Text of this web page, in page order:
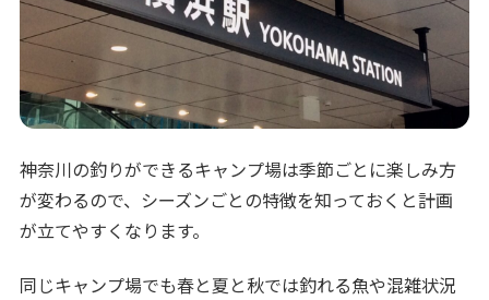
神奈川の釣りができるキャンプ場は季節ごとに楽しみ方
が変わるので、シーズンごとの特徴を知っておくと計画
が立てやすくなります。
同じキャンプ場でも春と夏と秋では釣れる魚や混雑状況